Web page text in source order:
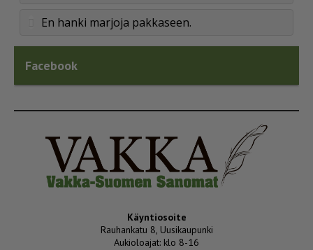
En hanki marjoja pakkaseen.
Facebook
Käyntiosoite
Rauhankatu 8, Uusikaupunki
Aukioloajat: klo 8-16